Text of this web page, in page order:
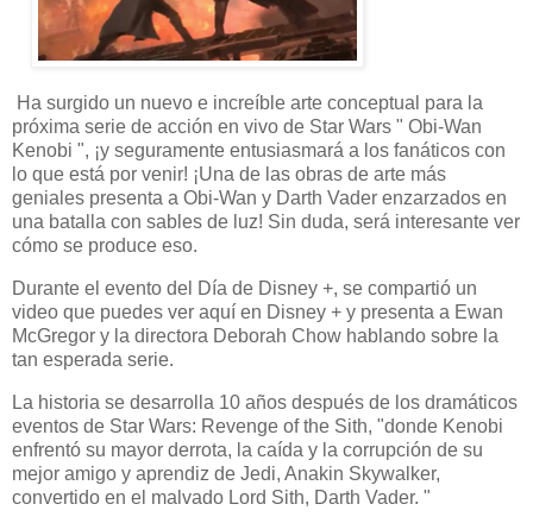
Ha surgido un nuevo e increíble arte conceptual para la
próxima serie de acción en vivo de Star Wars " Obi-Wan
Kenobi ", ¡y seguramente entusiasmará a los fanáticos con
lo que está por venir! ¡Una de las obras de arte más
geniales presenta a Obi-Wan y Darth Vader enzarzados en
una batalla con sables de luz! Sin duda, será interesante ver
cómo se produce eso.
Durante el evento del Día de Disney +, se compartió un
video que puedes ver aquí en Disney + y presenta a Ewan
McGregor y la directora Deborah Chow hablando sobre la
tan esperada serie.
La historia se desarrolla 10 años después de los dramáticos
eventos de Star Wars: Revenge of the Sith, "donde Kenobi
enfrentó su mayor derrota, la caída y la corrupción de su
mejor amigo y aprendiz de Jedi, Anakin Skywalker,
convertido en el malvado Lord Sith, Darth Vader. "